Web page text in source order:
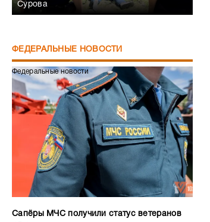
Сурова
ФЕДЕРАЛЬНЫЕ НОВОСТИ
Федеральные новости
Сапёры МЧС получили статус ветеранов